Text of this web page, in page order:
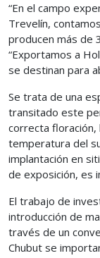
“En el campo
Trevelín,
producen más de
“Exportamos a
se destinan para
Se trata de una
transitado este
correcta floración,
temperatura del
implantación en
de exposición, es
El trabajo de
introducción de
través de un
Chubut se